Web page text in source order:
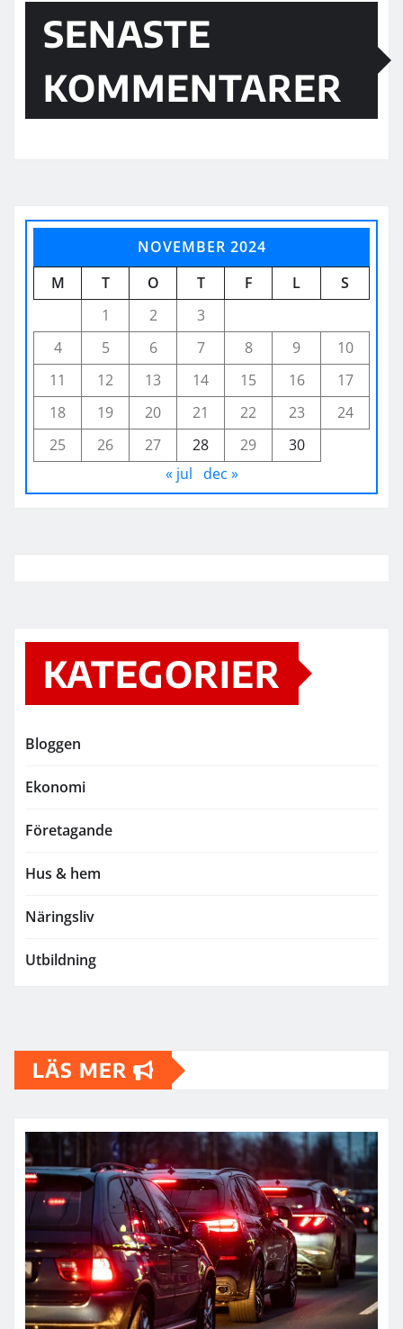
SENASTE
KOMMENTARER
NOVEMBER 2024
M
T O T F L
S
1
2
3
4
5 6 7 8 9
10
11
12 13 14 15 16
17
18
19 20 21 22 23
24
25
26 27 28 29
30
« jul dec »
KATEGORIER
Bloggen
Ekonomi
Företagande
Hus & hem
Näringsliv
Utbildning
LÄS MER